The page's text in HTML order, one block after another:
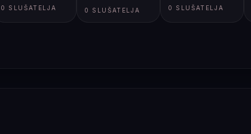
0 SLUŠATELJA 0 SLUŠATELJA 0 SLUŠATELJA